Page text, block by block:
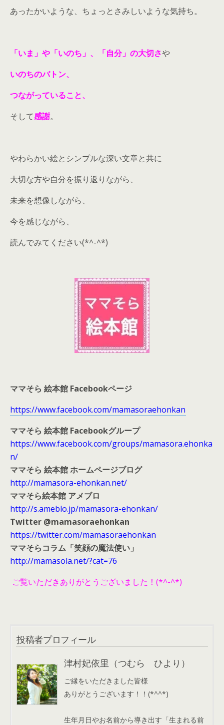
あったかいような、ちょっとさみしいような気持ち。
「いま」や「いのち」、「自分」の大切さや
いのちのバトン、
つながっていること、
そして感謝。
やわらかい絵とシンプルな深い文章と共に
大切な方や自分を振り返りながら、
未来を想像しながら、
今を感じながら、
読んでみてください(*^-^*)
ママそら 絵本館 Facebookページ
https://www.facebook.com/mamasoraehonkan
ママそら 絵本館 Facebookグループ
https://www.facebook.com/groups/mamasora.ehonka
n/
ママそら 絵本館 ホームページブログ
http://mamasora-ehonkan.net/
ママそら絵本館 アメブロ
http://s.ameblo.jp/mamasora-ehonkan/
Twitter @mamasoraehonkan
https://twitter.com/mamasoraehonkan
ママそらコラム「笑顔の魔法使い」
http://mamasola.net/?cat=76
ご覧いただきありがとうございました！(*^-^*)
投稿者プロフィール
津村妃依里（つむら ひより）
ご縁をいただきました皆様
ありがとうございます！！(*^^*)
生年月日やお名前から導き出す「生まれる前